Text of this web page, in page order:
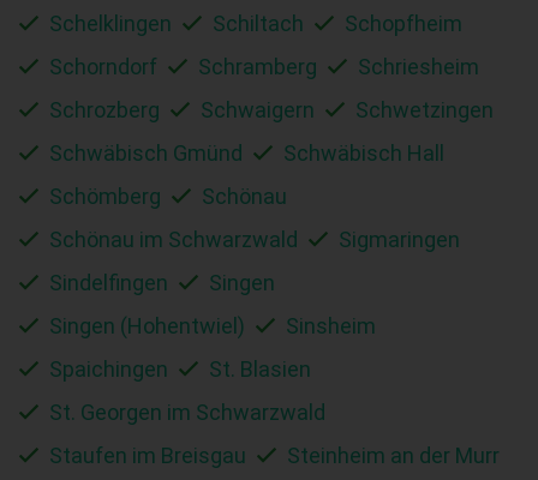
Schelklingen
Schiltach
Schopfheim
Schorndorf
Schramberg
Schriesheim
Schrozberg
Schwaigern
Schwetzingen
Schwäbisch Gmünd
Schwäbisch Hall
Schömberg
Schönau
Schönau im Schwarzwald
Sigmaringen
Sindelfingen
Singen
Singen (Hohentwiel)
Sinsheim
Spaichingen
St. Blasien
St. Georgen im Schwarzwald
Staufen im Breisgau
Steinheim an der Murr